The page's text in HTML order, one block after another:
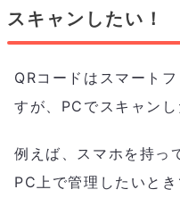
スキャンしたい！
QRコードはスマート
すが、PCでスキャンし
例えば、スマホを持っ
PC上で管理したいとき